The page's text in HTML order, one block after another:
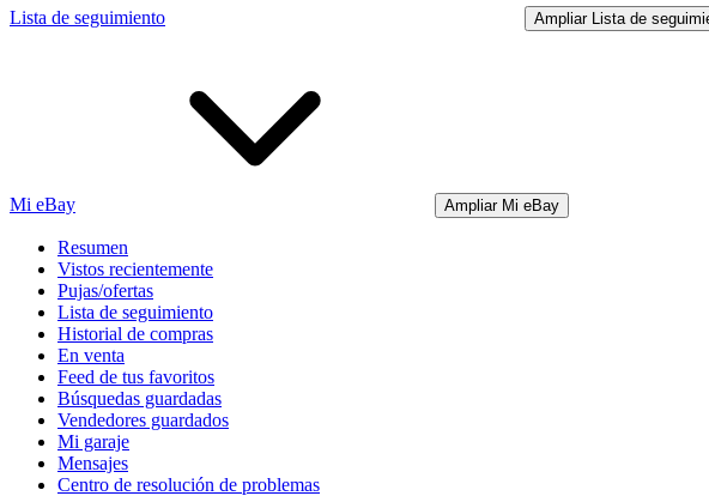
Lista de seguimiento Ampliar Lista de
Mi eBay Ampliar Mi eBay
Resumen
Vistos recientemente
Pujas/ofertas
Lista de seguimiento
Historial de compras
En venta
Feed de tus favoritos
Búsquedas guardadas
Vendedores guardados
Mi garaje
Mensajes
Centro de resolución de problemas